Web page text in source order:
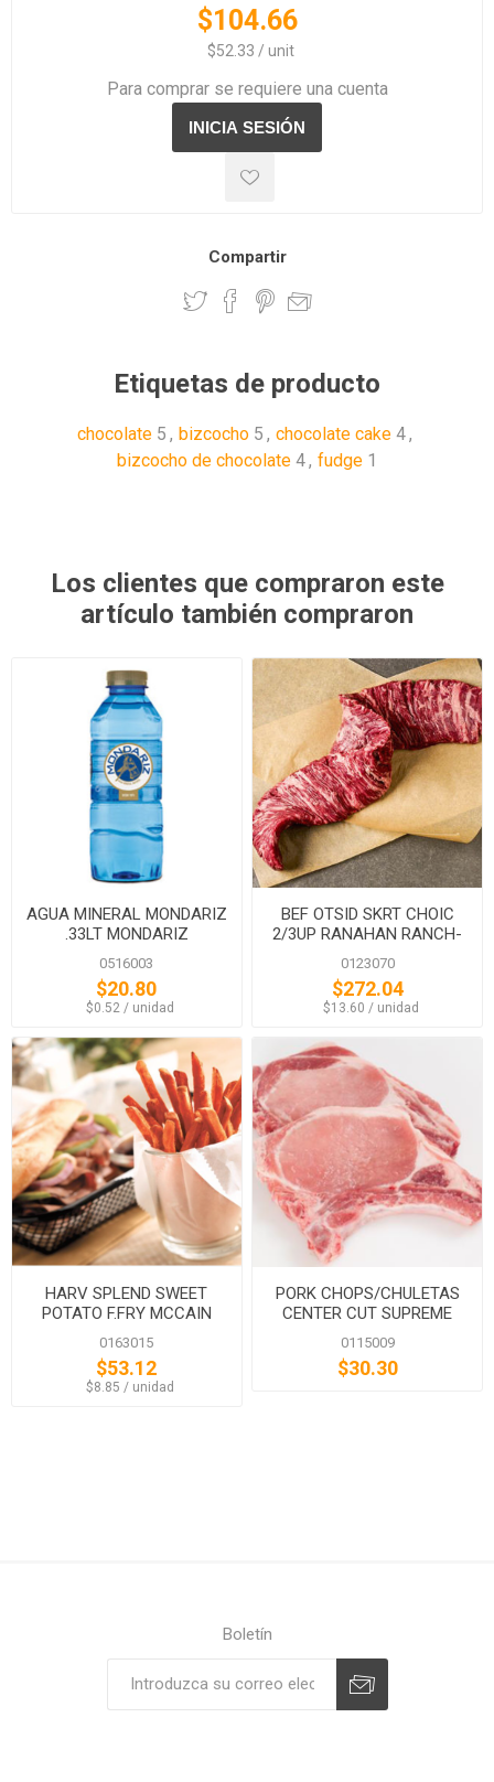
$104.66
‏‏‎ ‎‏‏‎ ‎$52.33 / unit
Para comprar se requiere una cuenta
Compartir
Etiquetas de producto
chocolate 5 , bizcocho 5 , chocolate cake 4,
bizcocho de chocolate 4, fudge 1
Los clientes que compraron este
artículo también compraron
AGUA MINERAL MONDARIZ
.33LT MONDARIZ
0516003
$20.80
‏‏‎ ‎‏‏‎ ‎$0.52 / unidad
BEF OTSID SKRT CHOIC
2/3UP RANAHAN RANCH-
BLACK ANG
0123070
$272.04
‏‏‎ ‎‏‏‎ ‎$13.60 / unidad
HARV SPLEND SWEET
POTATO F.FRY MCCAIN
0163015
$53.12
‏‏‎ ‎‏‏‎ ‎$8.85 / unidad
PORK CHOPS/CHULETAS
CENTER CUT SUPREME
0115009
$30.30
Boletín